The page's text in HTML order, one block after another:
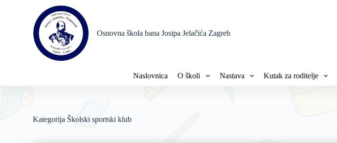
Osnovna škola bana Josipa Jelačića Zagreb
Naslovnica O školi Nastava Kutak za roditelje
Kategorija Školski sportski klub